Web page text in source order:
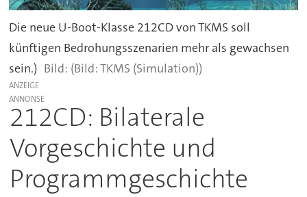
Die neue U-Boot-Klasse 212CD von TKMS soll
künftigen Bedrohungsszenarien mehr als gewachsen
sein.)
(Bild: TKMS (Simulation))
ANZEIGE
212CD: Bilaterale
Vorgeschichte und
Programmgeschichte